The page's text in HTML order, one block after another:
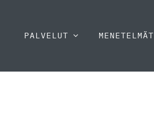
PALVELUT MENETELMÄT